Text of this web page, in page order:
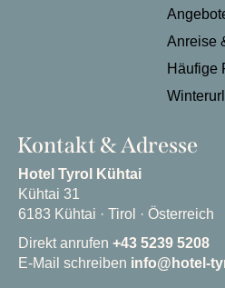
Anreise
Häufige
Kontakt & Adresse
Hotel Tyrol Kühtai
Kühtai 31
6183 Kühtai · Tirol · Österreich
Direkt anrufen +43 5239 5208
E-Mail schreiben info@hotel-